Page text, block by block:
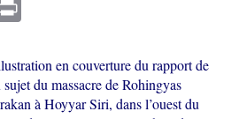
en couverture du rapport de
du massacre de Rohingyas
à Hoyyar Siri, dans l’ouest du